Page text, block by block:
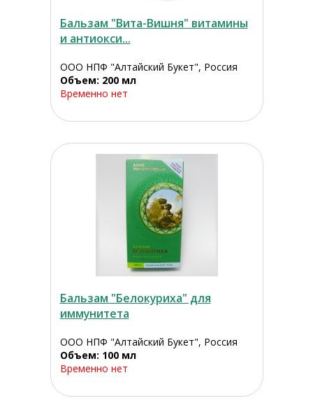
Бальзам "Вита-Вишня" витамины
и антиокси...
ООО НПФ "Алтайский Букет", Россия
Объем: 200 мл
Временно нет
Бальзам "Белокуриха" для
иммунитета
ООО НПФ "Алтайский Букет", Россия
Объем: 100 мл
Временно нет